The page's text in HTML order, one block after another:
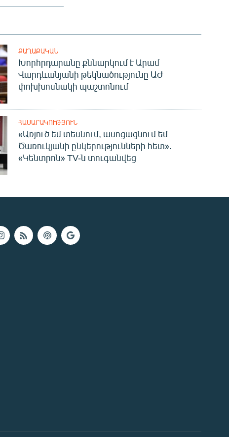
ՔԱՂԱՔԱԿԱՆ
Խորհրդարանը քննարկում է Արամ
Վարդևանյանի թեկնածությունը ԱԺ
փոխխոսնակի պաշտոնում
ՀԱՍԱՐԱԿՈՒԹՅՈՒՆ
«Առյուծ եմ տեսնում, ասոցացնում եմ
Ծառուկյանի ընկերությունների հետ».
«Կենտրոն» TV-ն տուգանվեց